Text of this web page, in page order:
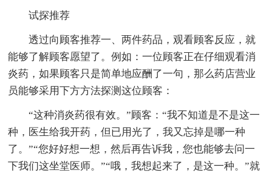
试探推荐
透过向顾客推荐一、两件药品，观看顾客反应，就
能够了解顾客愿望了。例如：一位顾客正在仔细观看消
炎药，如果顾客只是简单地应酬了一句，那么药店营业
员能够采用下方方法探测这位顾客：
“这种消炎药很有效。”顾客：“我不知道是不是这一
种，医生给我开药，但已用光了，我又忘掉是哪一种
了。”“您好好想一想，然后再告诉我，您也能够去问一
下我们这坐堂医师。”“哦，我想起来了，是这一种。”就